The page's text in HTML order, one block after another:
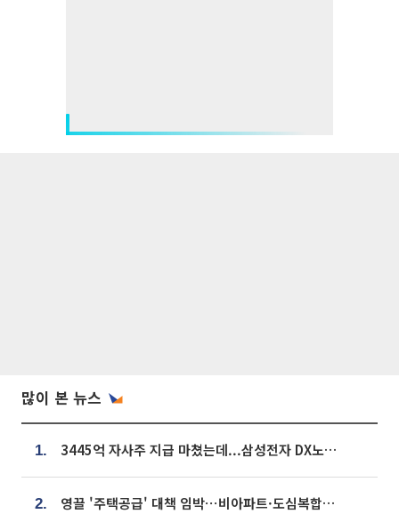
많이 본 뉴스
1. 3445억 자사주 지급 마쳤는데...삼성전자 DX노조, 뒤늦은 '떼쓰기 집회'
2. 영끌 '주택공급' 대책 임박⋯비아파트·도심복합까지 총동원